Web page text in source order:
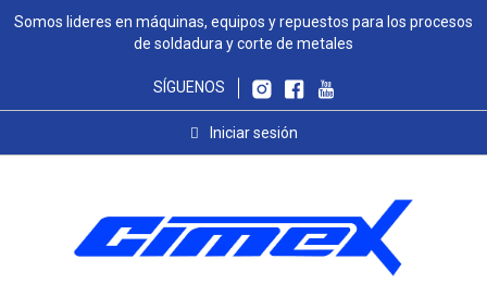
Somos lideres en máquinas, equipos y repuestos para los procesos
de soldadura y corte de metales
SÍGUENOS
Iniciar sesión